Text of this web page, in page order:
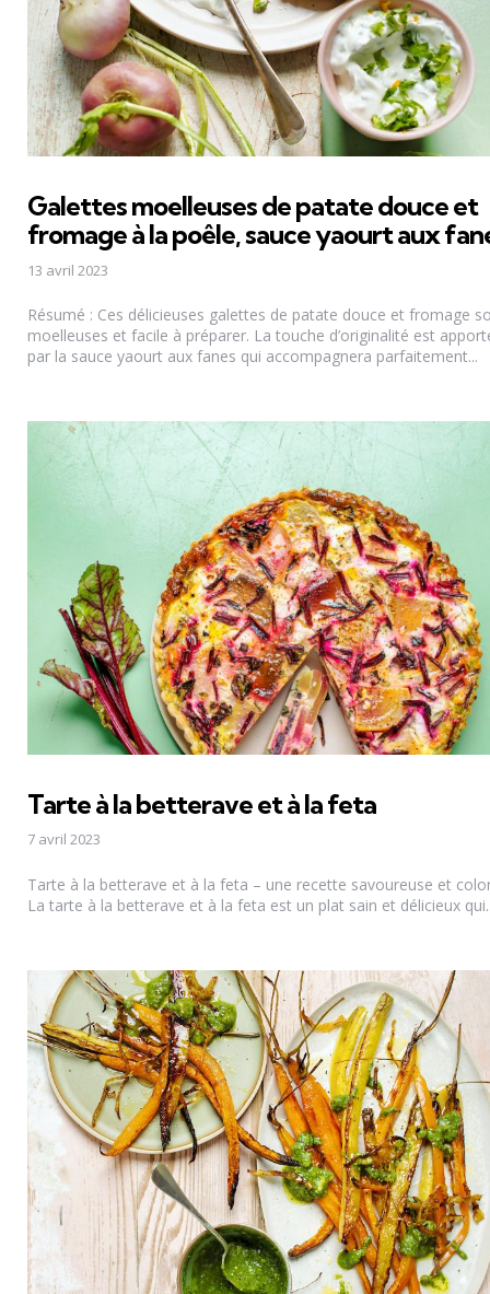
Galettes moelleuses de patate douce et
fromage à la poêle, sauce yaourt aux
13 avril 2023
Résumé : Ces délicieuses galettes de patate douce et fromage
moelleuses et facile à préparer. La touche d’originalité est
par la sauce yaourt aux fanes qui accompagnera parfaitement...
Tarte à la betterave et à la feta
7 avril 2023
Tarte à la betterave et à la feta – une recette savoureuse et
La tarte à la betterave et à la feta est un plat sain et délicieux